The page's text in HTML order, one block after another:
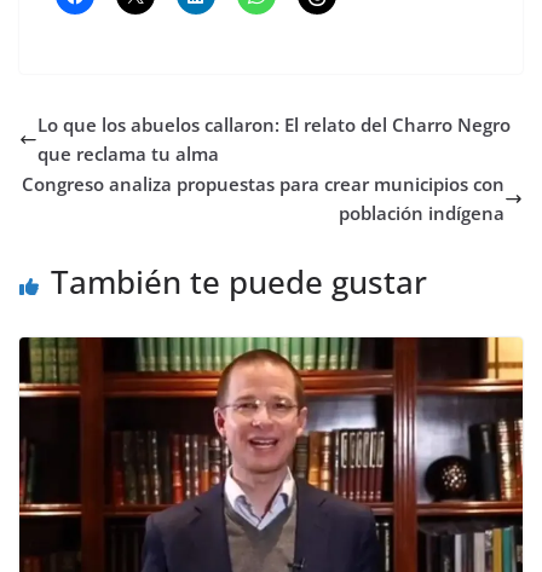
Lo que los abuelos callaron: El relato del Charro Negro
que reclama tu alma
Congreso analiza propuestas para crear municipios con
población indígena
También te puede gustar